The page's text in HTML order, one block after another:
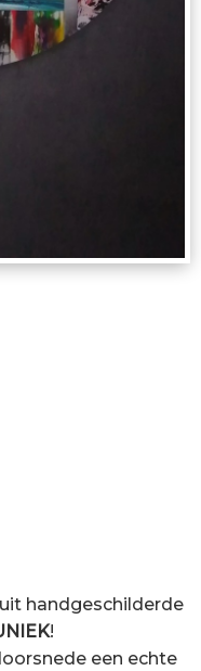
handgeschilderde
!
een echte